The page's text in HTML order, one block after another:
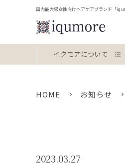
国内最大級女性向けヘアケアブランド「
イクモアについて
お約束
HOME お知らせ
2023.03.27